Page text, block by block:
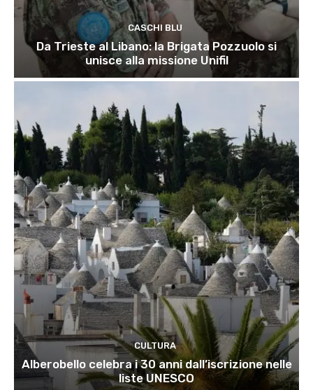
CASCHI BLU
Da Trieste al Libano: la Brigata Pozzuolo si
unisce alla missione Unifil
CULTURA
Alberobello celebra i 30 anni dall’iscrizione nelle
liste UNESCO